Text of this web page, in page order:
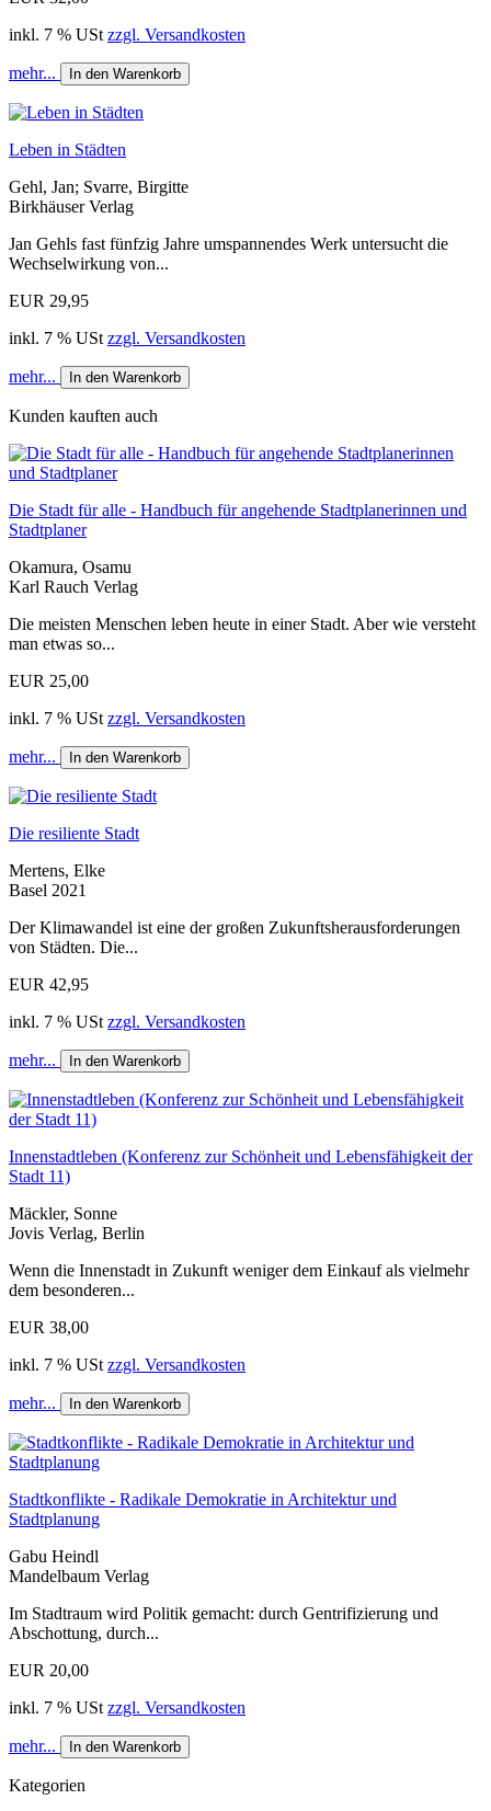
inkl. 7 % USt zzgl. Versandkosten
mehr... In den Warenkorb
Leben in Städten
Gehl, Jan; Svarre, Birgitte
Birkhäuser Verlag
Jan Gehls fast fünfzig Jahre umspannendes Werk untersucht die
Wechselwirkung von...
EUR 29,95
inkl. 7 % USt zzgl. Versandkosten
mehr... In den Warenkorb
Kunden kauften auch
Die Stadt für alle - Handbuch für angehende Stadtplanerinnen und
Stadtplaner
Okamura, Osamu
Karl Rauch Verlag
Die meisten Menschen leben heute in einer Stadt. Aber wie versteht
man etwas so...
EUR 25,00
inkl. 7 % USt zzgl. Versandkosten
mehr... In den Warenkorb
Die resiliente Stadt
Mertens, Elke
Basel 2021
Der Klimawandel ist eine der großen Zukunftsherausforderungen
von Städten. Die...
EUR 42,95
inkl. 7 % USt zzgl. Versandkosten
mehr... In den Warenkorb
Innenstadtleben (Konferenz zur Schönheit und Lebensfähigkeit der
Stadt 11)
Mäckler, Sonne
Jovis Verlag, Berlin
Wenn die Innenstadt in Zukunft weniger dem Einkauf als vielmehr
dem besonderen...
EUR 38,00
inkl. 7 % USt zzgl. Versandkosten
mehr... In den Warenkorb
Stadtkonflikte - Radikale Demokratie in Architektur und
Stadtplanung
Gabu Heindl
Mandelbaum Verlag
Im Stadtraum wird Politik gemacht: durch Gentrifizierung und
Abschottung, durch...
EUR 20,00
inkl. 7 % USt zzgl. Versandkosten
mehr... In den Warenkorb
Kategorien